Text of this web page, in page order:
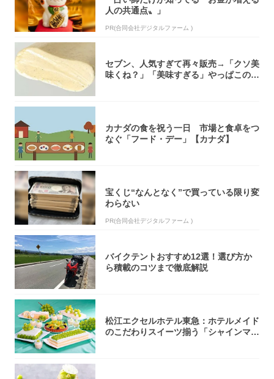
人の共通点〟」
PR(合同会社デジタルファーム )
セブン、人気すぎて再々販売→「クソ美
味くね？」「美味すぎる」やっぱこのク
カナダの食を祝う一日 市場と食卓をつ
なぐ「フード・デー」【カナダ】
宝くじ“なんとなく”で買っている限り変
わらない
PR(合同会社デジタルファーム )
バイクテントおすすめ12選！選び方か
ら積載のコツまで徹底解説
松江エクセルホテル東急：ホテルメイド
のこだわりスイーツ揃う「シャインマス